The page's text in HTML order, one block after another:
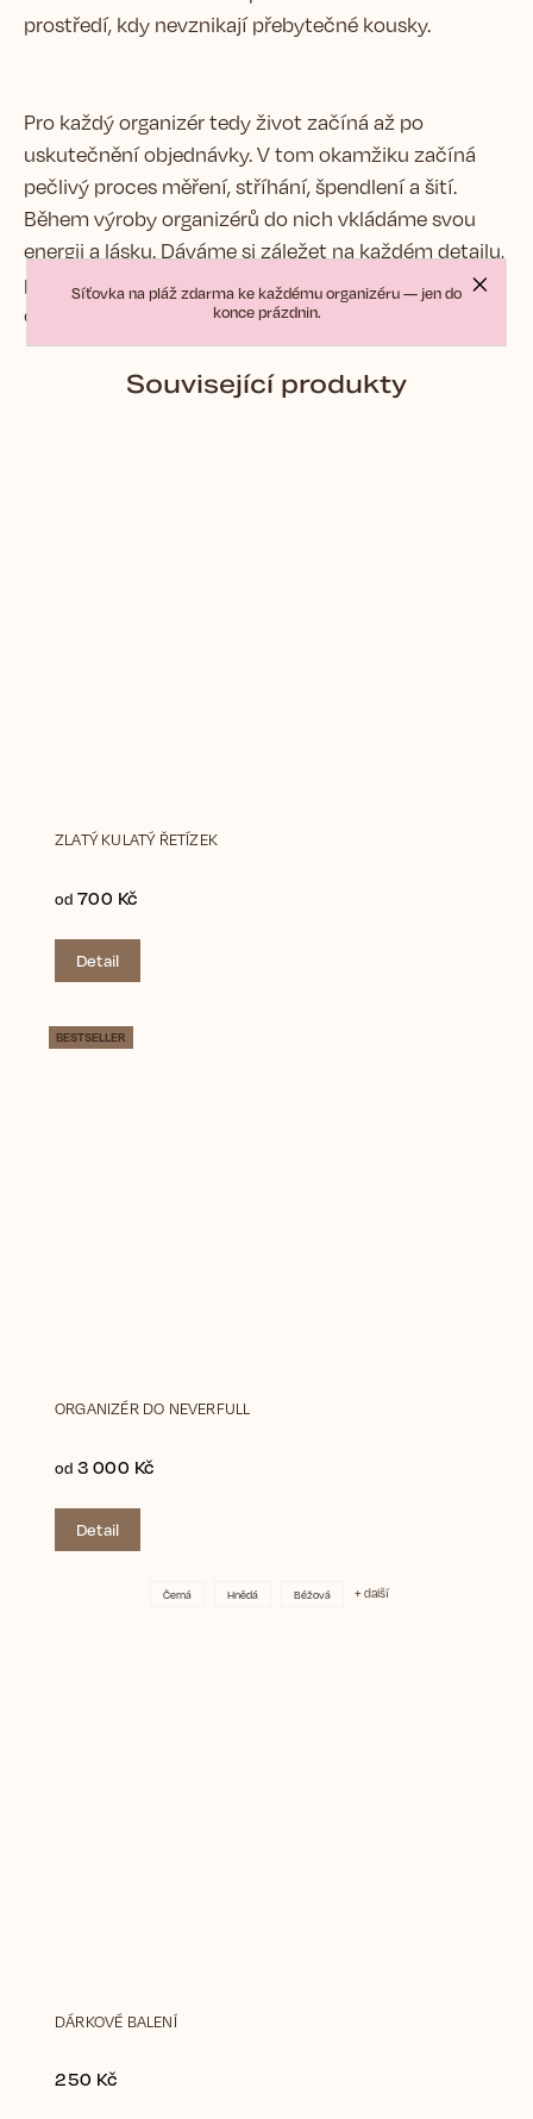
Síťovka na pláž zdarma ke každému organizéru — jen do
konce prázdnin.
prostředí, kdy nevznikají přebytečné kousky.
Pro každý organizér tedy život začíná až po
uskutečnění objednávky. V tom okamžiku začíná
pečlivý proces měření, stříhání, špendlení a šití.
Během výroby organizérů do nich vkládáme svou
energii a lásku. Dáváme si záležet na každém detailu,
proto může trvat až 14 dní, než se balíček s Vaším
organizérem vydá na cestu k Vám.
Související produkty
ZLATÝ KULATÝ ŘETÍZEK
od 700 Kč
Detail
BESTSELLER
ORGANIZÉR DO NEVERFULL
od 3 000 Kč
Detail
Černá Hnědá Béžová + další
DÁRKOVÉ BALENÍ
250 Kč